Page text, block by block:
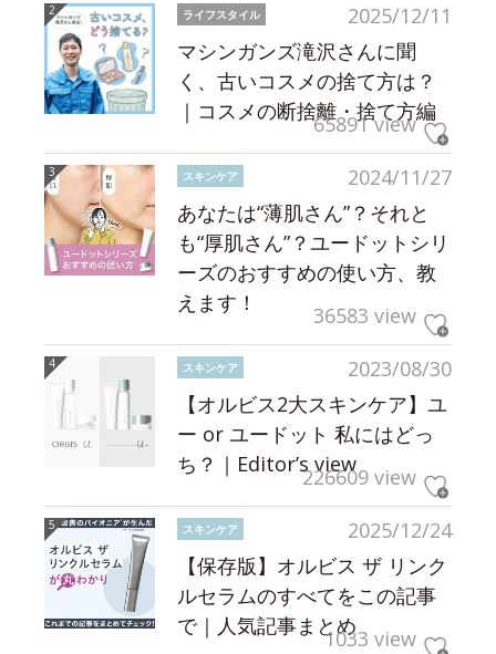
2025/12/11
ライフスタイル
マシンガンズ滝沢さんに聞
く、古いコスメの捨て方は？
｜コスメの断捨離・捨て方編
65891 view
2024/11/27
スキンケア
あなたは“薄肌さん”？それと
も“厚肌さん”？ユードットシリ
ーズのおすすめの使い方、教
えます！
36583 view
2023/08/30
スキンケア
【オルビス2大スキンケア】ユ
ー or ユードット 私にはどっ
ち？｜Editor’s view226609 view
2025/12/24
スキンケア
【保存版】オルビス ザ リンク
ルセラムのすべてをこの記事
で｜人気記事まとめ1033 view